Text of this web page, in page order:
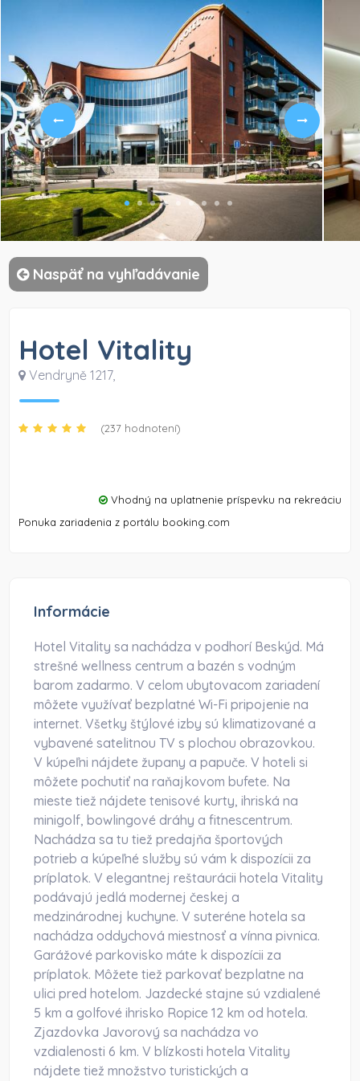
Naspäť na vyhľadávanie
Hotel Vitality
Vendryně 1217,
(237 hodnotení)
Vhodný na uplatnenie príspevku na rekreáciu
Ponuka zariadenia z portálu booking.com
Informácie
Hotel Vitality sa nachádza v podhorí Beskýd. Má
strešné wellness centrum a bazén s vodným
barom zadarmo. V celom ubytovacom zariadení
môžete využívať bezplatné Wi-Fi pripojenie na
internet. Všetky štýlové izby sú klimatizované a
vybavené satelitnou TV s plochou obrazovkou.
V kúpeľni nájdete župany a papuče. V hoteli si
môžete pochutiť na raňajkovom bufete. Na
mieste tiež nájdete tenisové kurty, ihriská na
minigolf, bowlingové dráhy a fitnescentrum.
Nachádza sa tu tiež predajňa športových
potrieb a kúpeľné služby sú vám k dispozícii za
príplatok. V elegantnej reštaurácii hotela Vitality
podávajú jedlá modernej českej a
medzinárodnej kuchyne. V suteréne hotela sa
nachádza oddychová miestnosť a vínna pivnica.
Garážové parkovisko máte k dispozícii za
príplatok. Môžete tiež parkovať bezplatne na
ulici pred hotelom. Jazdecké stajne sú vzdialené
5 km a golfové ihrisko Ropice 12 km od hotela.
Zjazdovka Javorový sa nachádza vo
vzdialenosti 6 km. V blízkosti hotela Vitality
nájdete tiež množstvo turistických a